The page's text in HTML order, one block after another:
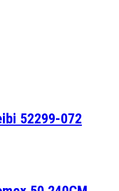
52299-072